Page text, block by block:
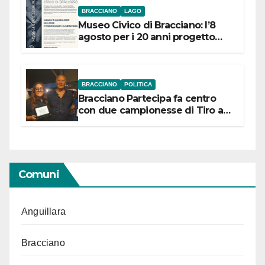
BRACCIANO LAGO
Museo Civico di Bracciano: l’8
agosto per i 20 anni progetto
BRACCIANO POLITICA
Bracciano Partecipa fa centro
con due campionesse di Tiro a
Comuni
Anguillara
Bracciano